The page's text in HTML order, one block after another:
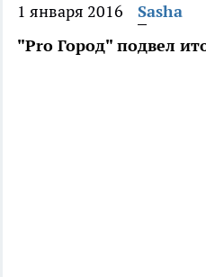
1 января 2016
Sasha
"Pro Город" подвел